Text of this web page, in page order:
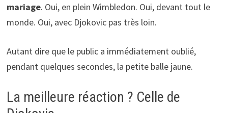
mariage. Oui, en plein Wimbledon. Oui, devant tout le
monde. Oui, avec Djokovic pas très loin.
Autant dire que le public a immédiatement oublié,
pendant quelques secondes, la petite balle jaune.
La meilleure réaction ? Celle de